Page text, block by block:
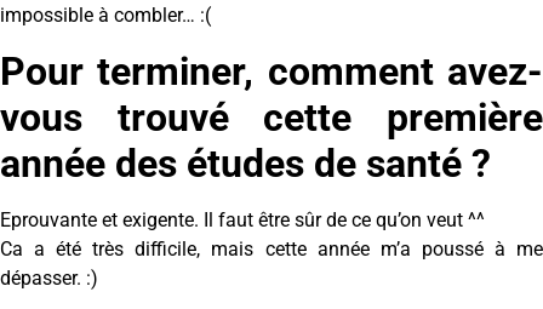
impossible à combler… :(
Pour terminer, comment avez-
vous trouvé cette première
année des études de santé ?
Eprouvante et exigente. Il faut être sûr de ce qu’on veut ^^
Ca a été très difficile, mais cette année m’a poussé à me
dépasser. :)